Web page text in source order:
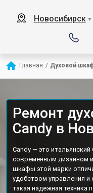
Новосибирск ▼
Главная / Духовой
Ремонт
Candy в
Candy — это
современным дизайном
шкафы этой марки
удобством управления
такая надежная